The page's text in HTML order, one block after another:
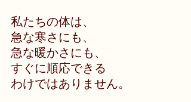
私たちの体は、
急な寒さにも、
急な暖かさにも、
すぐに順応できる
わけではありません。